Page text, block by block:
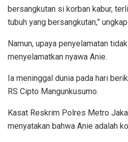
bersangkutan si korban kabur,
tubuh yang bersangkutan,”
Namun, upaya penyelamatan
menyelamatkan nyawa Anie.
Ia meninggal dunia pada hari
RS Cipto Mangunkusumo.
Kasat Reskrim Polres Metro
menyatakan bahwa Anie adalah